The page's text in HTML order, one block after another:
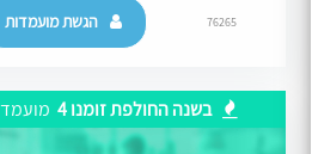
76265 הגשת מועמדות
בשנה החולפת זומנו 4